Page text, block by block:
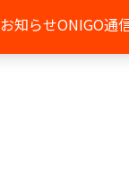
お知らせONIGO通